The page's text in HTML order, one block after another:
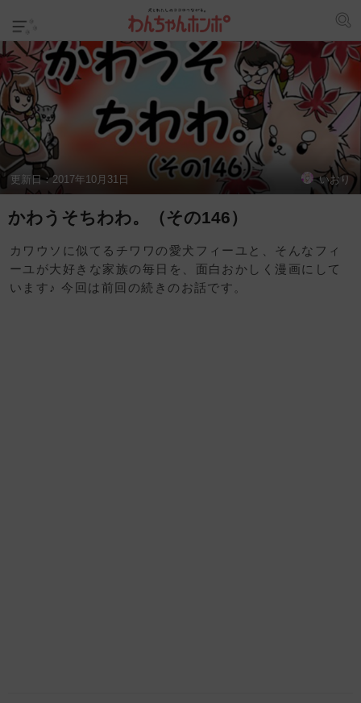
更新日：2017年10月31日 いおり
かわうそちわわ。（その146）
カワウソに似てるチワワの愛犬フィーユと、そんなフィ
ーユが大好きな家族の毎日を、面白おかしく漫画にして
います♪ 今回は前回の続きのお話です。